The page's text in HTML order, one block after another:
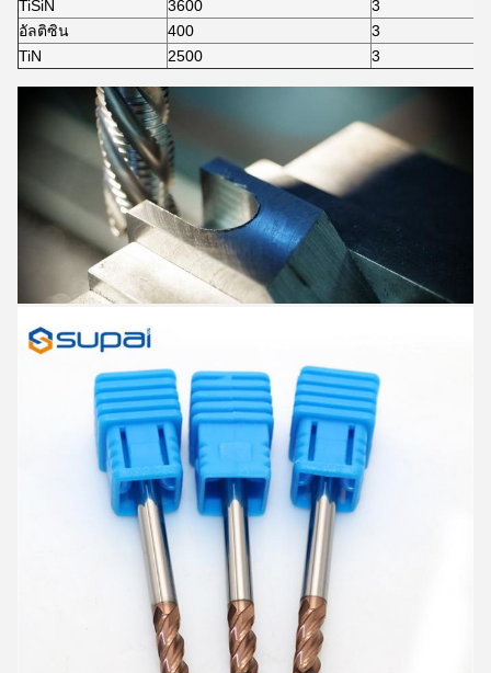
TiSiN 3600
3
อัลติซิน
400
3
TiN
2500 3